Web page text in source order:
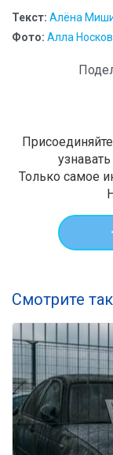
Текст: Алёна
Фото: Алла
Только самое
Смотрите